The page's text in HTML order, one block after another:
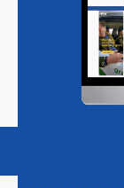
Magazine